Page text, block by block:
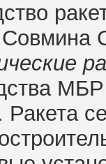
Ракета